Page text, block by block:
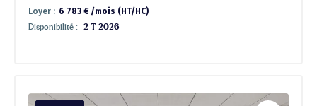
Loyer : 6 783 € /mois (HT/HC)
Disponibilité : 2 T 2026